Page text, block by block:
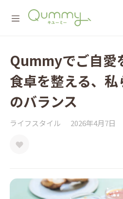
Qummyでご自愛
食卓を整える、
のバランス
ライフスタイル 2026年4月7日